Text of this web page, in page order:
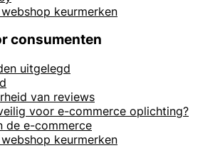
keurmerken
consumenten
uitgelegd
van reviews
voor e-commerce oplichting?
de e-commerce
keurmerken